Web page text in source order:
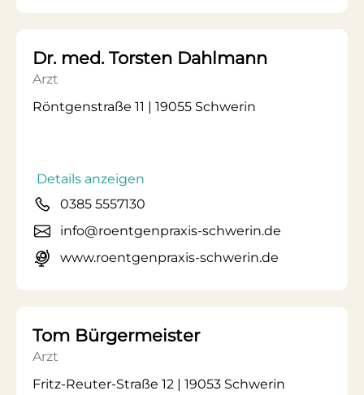
Dr. med. Torsten Dahlmann
Arzt
Röntgenstraße 11 | 19055 Schwerin
Details anzeigen
0385 5557130
info@roentgenpraxis-schwerin.de
www.roentgenpraxis-schwerin.de
Tom Bürgermeister
Arzt
Fritz-Reuter-Straße 12 | 19053 Schwerin